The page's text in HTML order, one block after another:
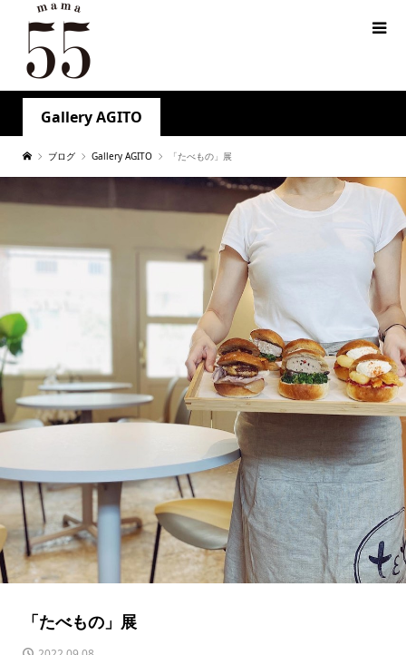
Gallery AGITO
ブログ Gallery AGITO 「たべもの」展
「たべもの」展